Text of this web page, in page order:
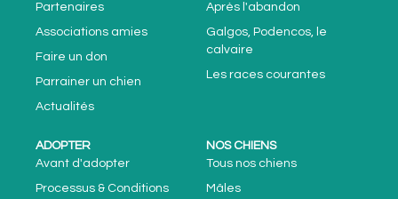
Partenaires
Associations amies
Faire un don
Parrainer un chien
Actualités
Après l'abandon
Galgos, Podencos, le
calvaire
Les races courantes
ADOPTER
Avant d'adopter
Processus & Conditions
NOS CHIENS
Tous nos chiens
Mâles